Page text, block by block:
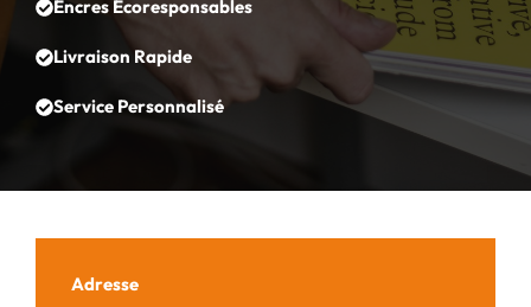
Encres Écoresponsables
Livraison Rapide
Service Personnalisé
Adresse